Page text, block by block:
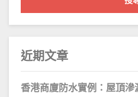
字:
近期文章
香港商廈防水實例：屋頂滲